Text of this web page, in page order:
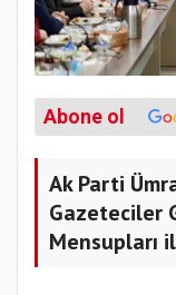
Abone ol
Ak Parti
Gazeteciler
Mensupları